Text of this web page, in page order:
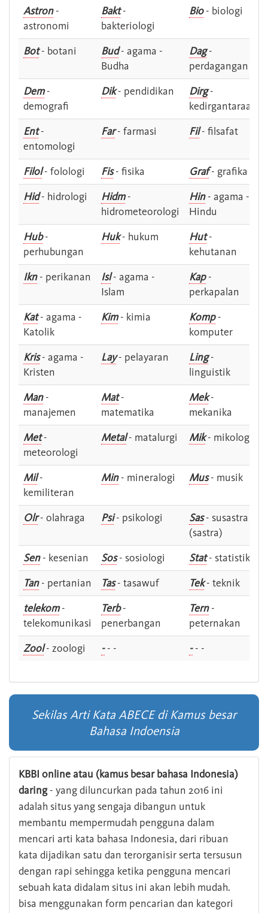
Astron-
astronomi
Bakt-
bakteriologi
Bio- biologi
Bot- botani Bud- agama -
Budha
Dag-
perdagangan
Dem-
demografi
Dik- pendidikan Dirg-
kedirgantaraan
Ent-
entomologi
Far- farmasi Fil- filsafat
Filol- folologi Fis- fisika Graf- grafika
Hid- hidrologi Hidm-
hidrometeorologi
Hin- agama -
Hindu
Hub-
perhubungan
Huk- hukum Hut-
kehutanan
Ikn- perikanan Isl- agama -
Islam
Kap-
perkapalan
Kat- agama -
Katolik
Kim- kimia Komp-
komputer
Kris- agama -
Kristen
Lay- pelayaran Ling-
linguistik
Man-
manajemen
Mat-
matematika
Mek-
mekanika
Met-
meteorologi
Metal- matalurgi Mik- mikologi
Mil-
kemiliteran
Min- mineralogi Mus- musik
Olr- olahraga Psi- psikologi Sas- susastra -
(sastra)
Sen- kesenian Sos- sosiologi Stat- statistik
Tan- pertanian Tas- tasawuf Tek- teknik
telekom-
telekomunikasi
Terb-
penerbangan
Tern-
peternakan
Zool- zoologi -- - -- -
Sekilas Arti Kata ABECE di Kamus besar
Bahasa Indoensia
KBBI online atau (kamus besar bahasa Indonesia)
daring- yang diluncurkan pada tahun 2016 ini
adalah situs yang sengaja dibangun untuk
membantu mempermudah pengguna dalam
mencari arti kata bahasa Indonesia, dari ribuan
kata dijadikan satu dan terorganisir serta tersusun
dengan rapi sehingga ketika pengguna mencari
sebuah kata didalam situs ini akan lebih mudah.
bisa menggunakan form pencarian dan kategori